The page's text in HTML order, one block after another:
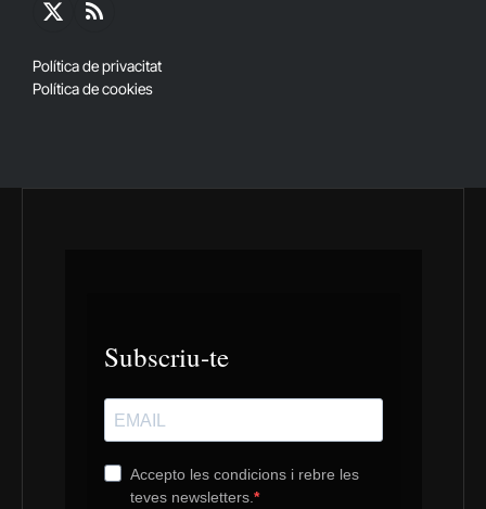
X
RSS
Política de privacitat
Política de cookies